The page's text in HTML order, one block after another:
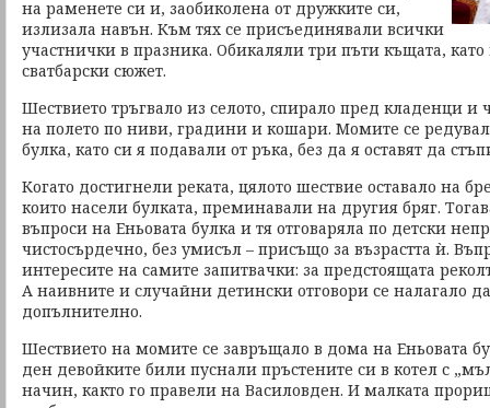
на раменете си и, заобиколена от дружките си,
излизала навън. Към тях се присъединявали всички
участнички в празника. Обикаляли три пъти къщата,
сватбарски сюжет.
Шествието тръгвало из селото, спирало пред кладенци
на полето по ниви, градини и кошари. Момите се
булка, като си я подавали от ръка, без да я оставят да
Когато достигнели реката, цялото шествие оставало на
които насели булката, преминавали на другия бряг.
въпроси на Еньовата булка и тя отговаряла по детски
чистосърдечно, без умисъл – присъщо за възрастта ѝ.
интересите на самите запитвачки: за предстоящата
А наивните и случайни детински отговори се налагало
допълнително.
Шествието на момите се завръщало в дома на Еньовата
ден девойките били пуснали пръстените си в котел с
начин, както го правели на Василовден. И малката